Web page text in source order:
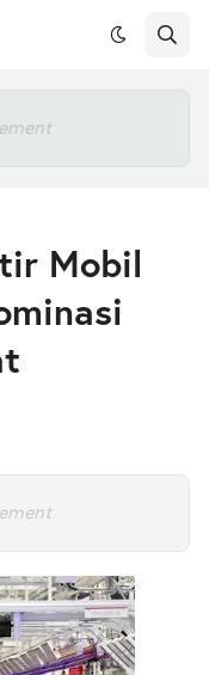
Mobil